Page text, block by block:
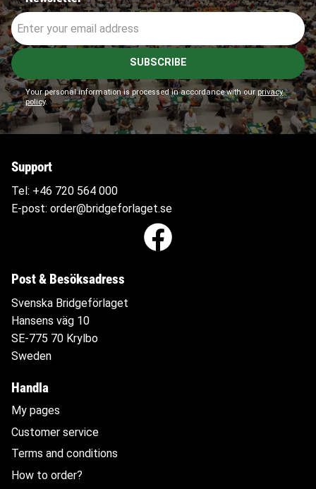
SUBSCRIBE
Your personal information is processed in accordance with our privacy
policy.
Support
Tel: +46 720 564 000
E-post: order@bridgeforlaget.se
Post & Besöksadress
Svenska Bridgeförlaget
Hansens väg 10
SE-775 70 Krylbo
Sweden
Handla
My pages
Customer service
Terms and conditions
How to order?